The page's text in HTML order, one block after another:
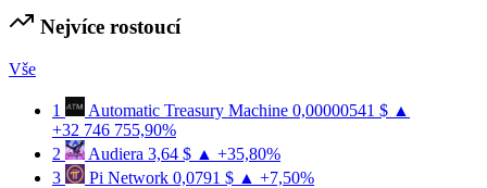
Nejvíce rostoucí
Vše
1 Automatic Treasury Machine 0,00000541 $ ▲
+32 746 755,90%
2
Audiera 3,64 $ ▲ +35,80%
3
Pi Network 0,0791 $ ▲ +7,50%